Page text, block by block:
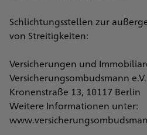
Schlichtungsstellen zur
von Streitigkeiten:
Versicherungen und
Versicherungsombudsmann e.V.
Kronenstraße 13, 10117 Berlin
Weitere Informationen unter: